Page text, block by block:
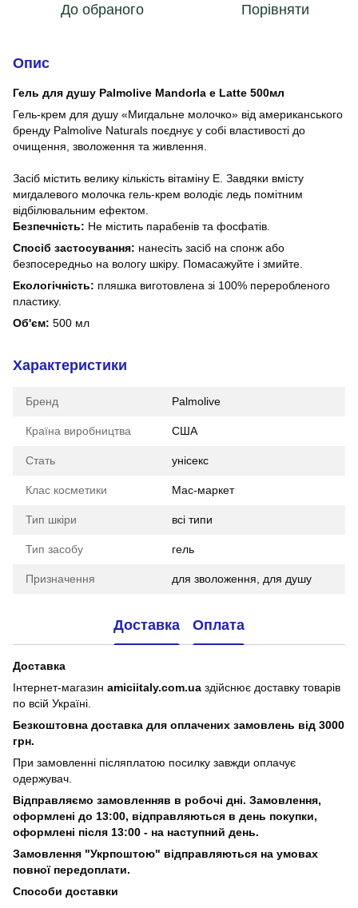
До обраного Порівняти
Опис
Гель для душу Palmolive Mandorla e Latte 500мл
Гель-крем для душу «Мигдальне молочко» від американського
бренду Palmolive Naturals поєднує у собі властивості до
очищення, зволоження та живлення.
Засіб містить велику кількість вітаміну Е. Завдяки вмісту
мигдалевого молочка гель-крем володіє ледь помітним
відбілювальним ефектом.
Безпечність: Не містить парабенів та фосфатів.
Спосіб застосування: нанесіть засіб на спонж або
безпосередньо на вологу шкіру. Помасажуйте і змийте.
Екологічність: пляшка виготовлена зі 100% переробленого
пластику.
Об'єм: 500 мл
Характеристики
Бренд Palmolive
Країна виробництва США
Стать унісекс
Клас косметики Мас-маркет
Тип шкіри всі типи
Тип засобу гель
Призначення для зволоження, для душу
Доставка Оплата
Доставка
Інтернет-магазин amiciitaly.com.ua здійснює доставку товарів
по всій Україні.
Безкоштовна доставка для оплачених замовлень від 3000
грн.
При замовленні післяплатою посилку завжди оплачує
одержувач.
Відправляємо замовленняв в робочі дні. Замовлення,
оформлені до 13:00, відправляються в день покупки,
оформлені після 13:00 - на наступний день.
Замовлення "Укрпоштою" відправляються на умовах
повної передоплати.
Способи доставки